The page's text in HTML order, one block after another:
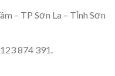
– TP Sơn La – Tỉnh Sơn
874 391.